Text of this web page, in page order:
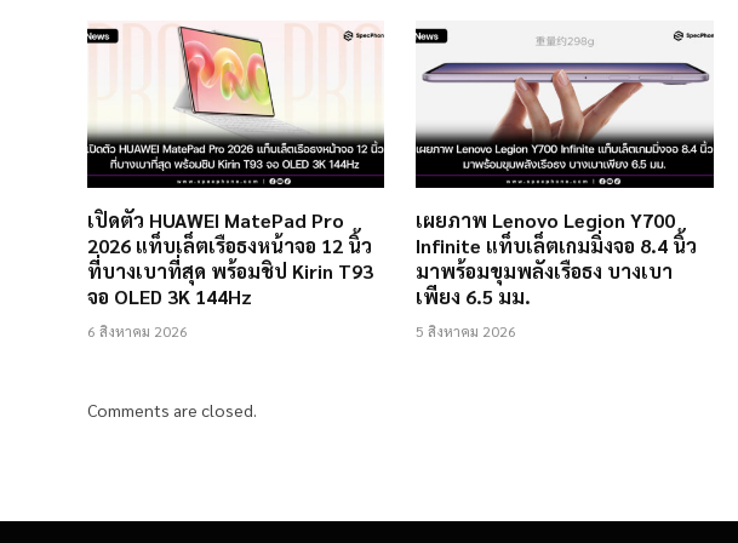
เปิดตัว HUAWEI MatePad Pro
2026 แท็บเล็ตเรือธงหน้าจอ 12 นิ้ว
ที่บางเบาที่สุด พร้อมชิป Kirin T93
จอ OLED 3K 144Hz
6 สิงหาคม 2026
เผยภาพ Lenovo Legion Y700
Infinite แท็บเล็ตเกมมิ่งจอ 8.4 นิ้ว
มาพร้อมขุมพลังเรือธง บางเบา
เพียง 6.5 มม.
5 สิงหาคม 2026
Comments are closed.